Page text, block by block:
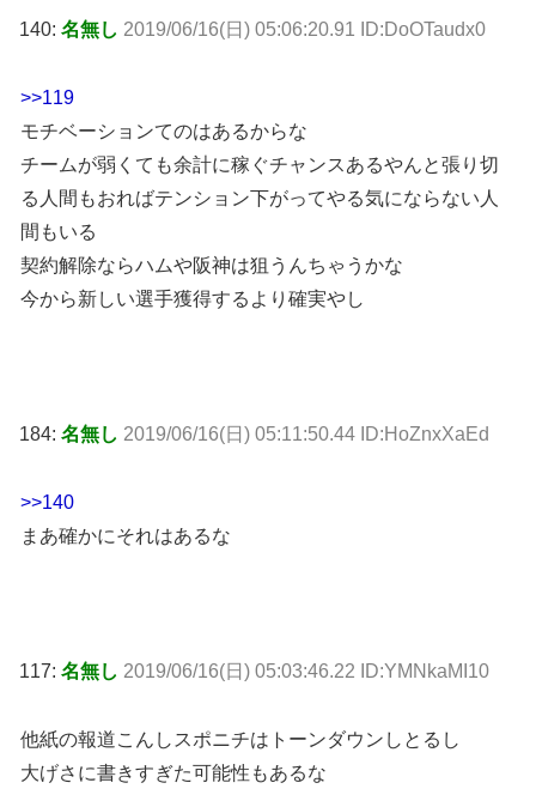
140: 名無し 2019/06/16(日) 05:06:20.91 ID:DoOTaudx0
>>119
モチベーションてのはあるからな
チームが弱くても余計に稼ぐチャンスあるやんと張り切
る人間もおればテンション下がってやる気にならない人
間もいる
契約解除ならハムや阪神は狙うんちゃうかな
今から新しい選手獲得するより確実やし
184: 名無し 2019/06/16(日) 05:11:50.44 ID:HoZnxXaEd
>>140
まあ確かにそれはあるな
117: 名無し 2019/06/16(日) 05:03:46.22 ID:YMNkaMI10
他紙の報道こんしスポニチはトーンダウンしとるし
大げさに書きすぎた可能性もあるな